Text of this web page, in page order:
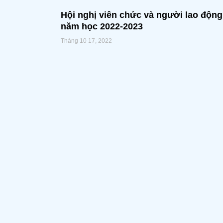
Hội nghị viên chức và người lao động
năm học 2022-2023
Tháng 10 17, 2022